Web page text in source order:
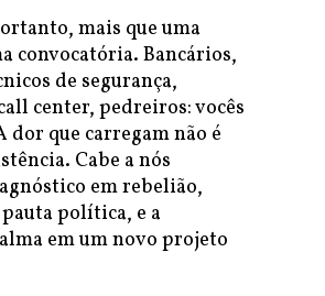
mais que uma
convocatória. Bancários,
de segurança,
center, pedreiros: vocês
dor que carregam não é
Cabe a nós
em rebelião,
política, e a
em um novo projeto